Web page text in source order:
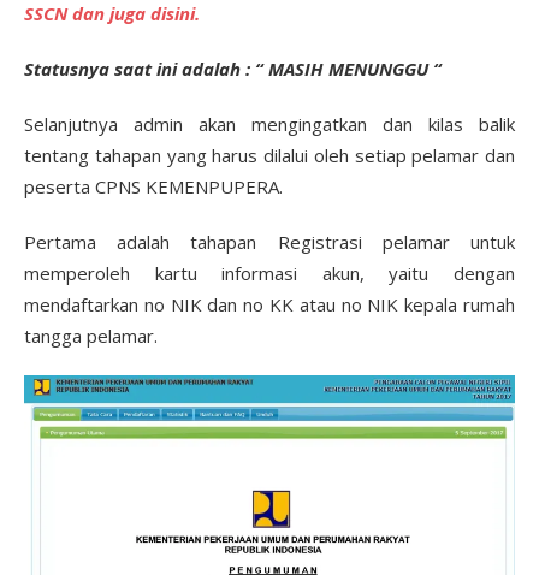
SSCN dan juga disini.
Statusnya saat ini adalah : “ MASIH MENUNGGU “
Selanjutnya admin akan mengingatkan dan kilas balik
tentang tahapan yang harus dilalui oleh setiap pelamar dan
peserta CPNS KEMENPUPERA.
Pertama adalah tahapan Registrasi pelamar untuk
memperoleh kartu informasi akun, yaitu dengan
mendaftarkan no NIK dan no KK atau no NIK kepala rumah
tangga pelamar.